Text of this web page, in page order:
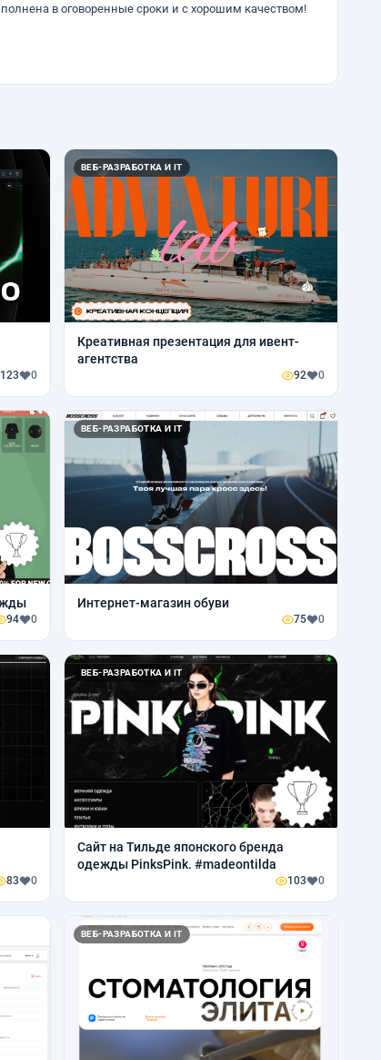
в оговоренные сроки и с хорошим качеством!
123 0
ВЕБ-РАЗРАБОТКА И IT
Креативная презентация для ивент-
агентства
92 0
94 0
ВЕБ-РАЗРАБОТКА И IT
Интернет-магазин обуви
75 0
83 0
ВЕБ-РАЗРАБОТКА И IT
Сайт на Тильде японского бренда
одежды PinksPink. #madeontilda
103 0
ВЕБ-РАЗРАБОТКА И IT